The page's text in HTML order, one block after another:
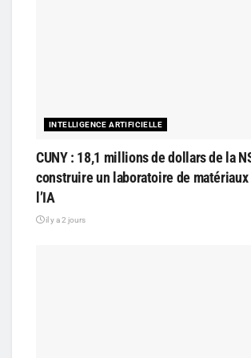
INTELLIGENCE ARTIFICIELLE
CUNY : 18,1 millions de dollars de la
construire un laboratoire de
l’IA
il y a 2 jours